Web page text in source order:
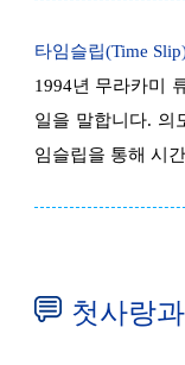
타임슬립(Time
1994년 무라카미
일을 말합니다. 의
임슬립을 통해 시
첫사랑